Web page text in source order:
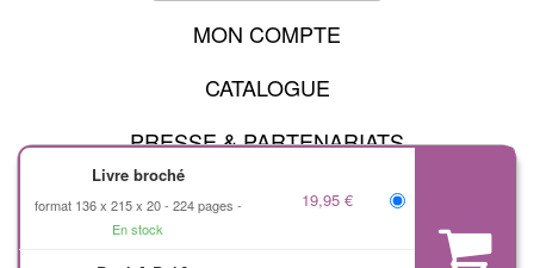
Livre broché
format 136 x 215 x 20
224 pages
En stock
19,95 €
MON COMPTE
CATALOGUE
PRESSE & PARTENARIATS